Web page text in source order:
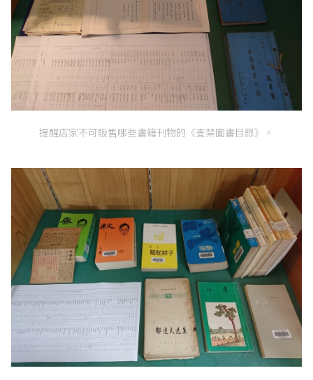
提醒店家不可販售哪些書籍刊物的《查禁圖書目錄》。